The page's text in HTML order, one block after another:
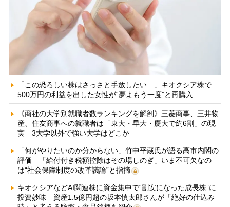
「この恐ろしい株はさっさと手放したい…」キオクシア株で
500万円の利益を出した女性が“夢よもう一度”と再購入
《商社の大学別就職者数ランキングを解剖》三菱商事、三井物
産、住友商事への就職者は「東大・早大・慶大で約6割」の現
実 3大学以外で強い大学はどこか
「何がやりたいのか分からない」竹中平蔵氏が語る高市内閣の
評価 「給付付き税額控除はその場しのぎ」いま不可欠なの
は“社会保障制度の改革議論”と指摘
キオクシアなどAI関連株に資金集中で“割安になった成長株”に
投資妙味 資産1.5億円超の坂本慎太郎さんが「絶好の仕込み